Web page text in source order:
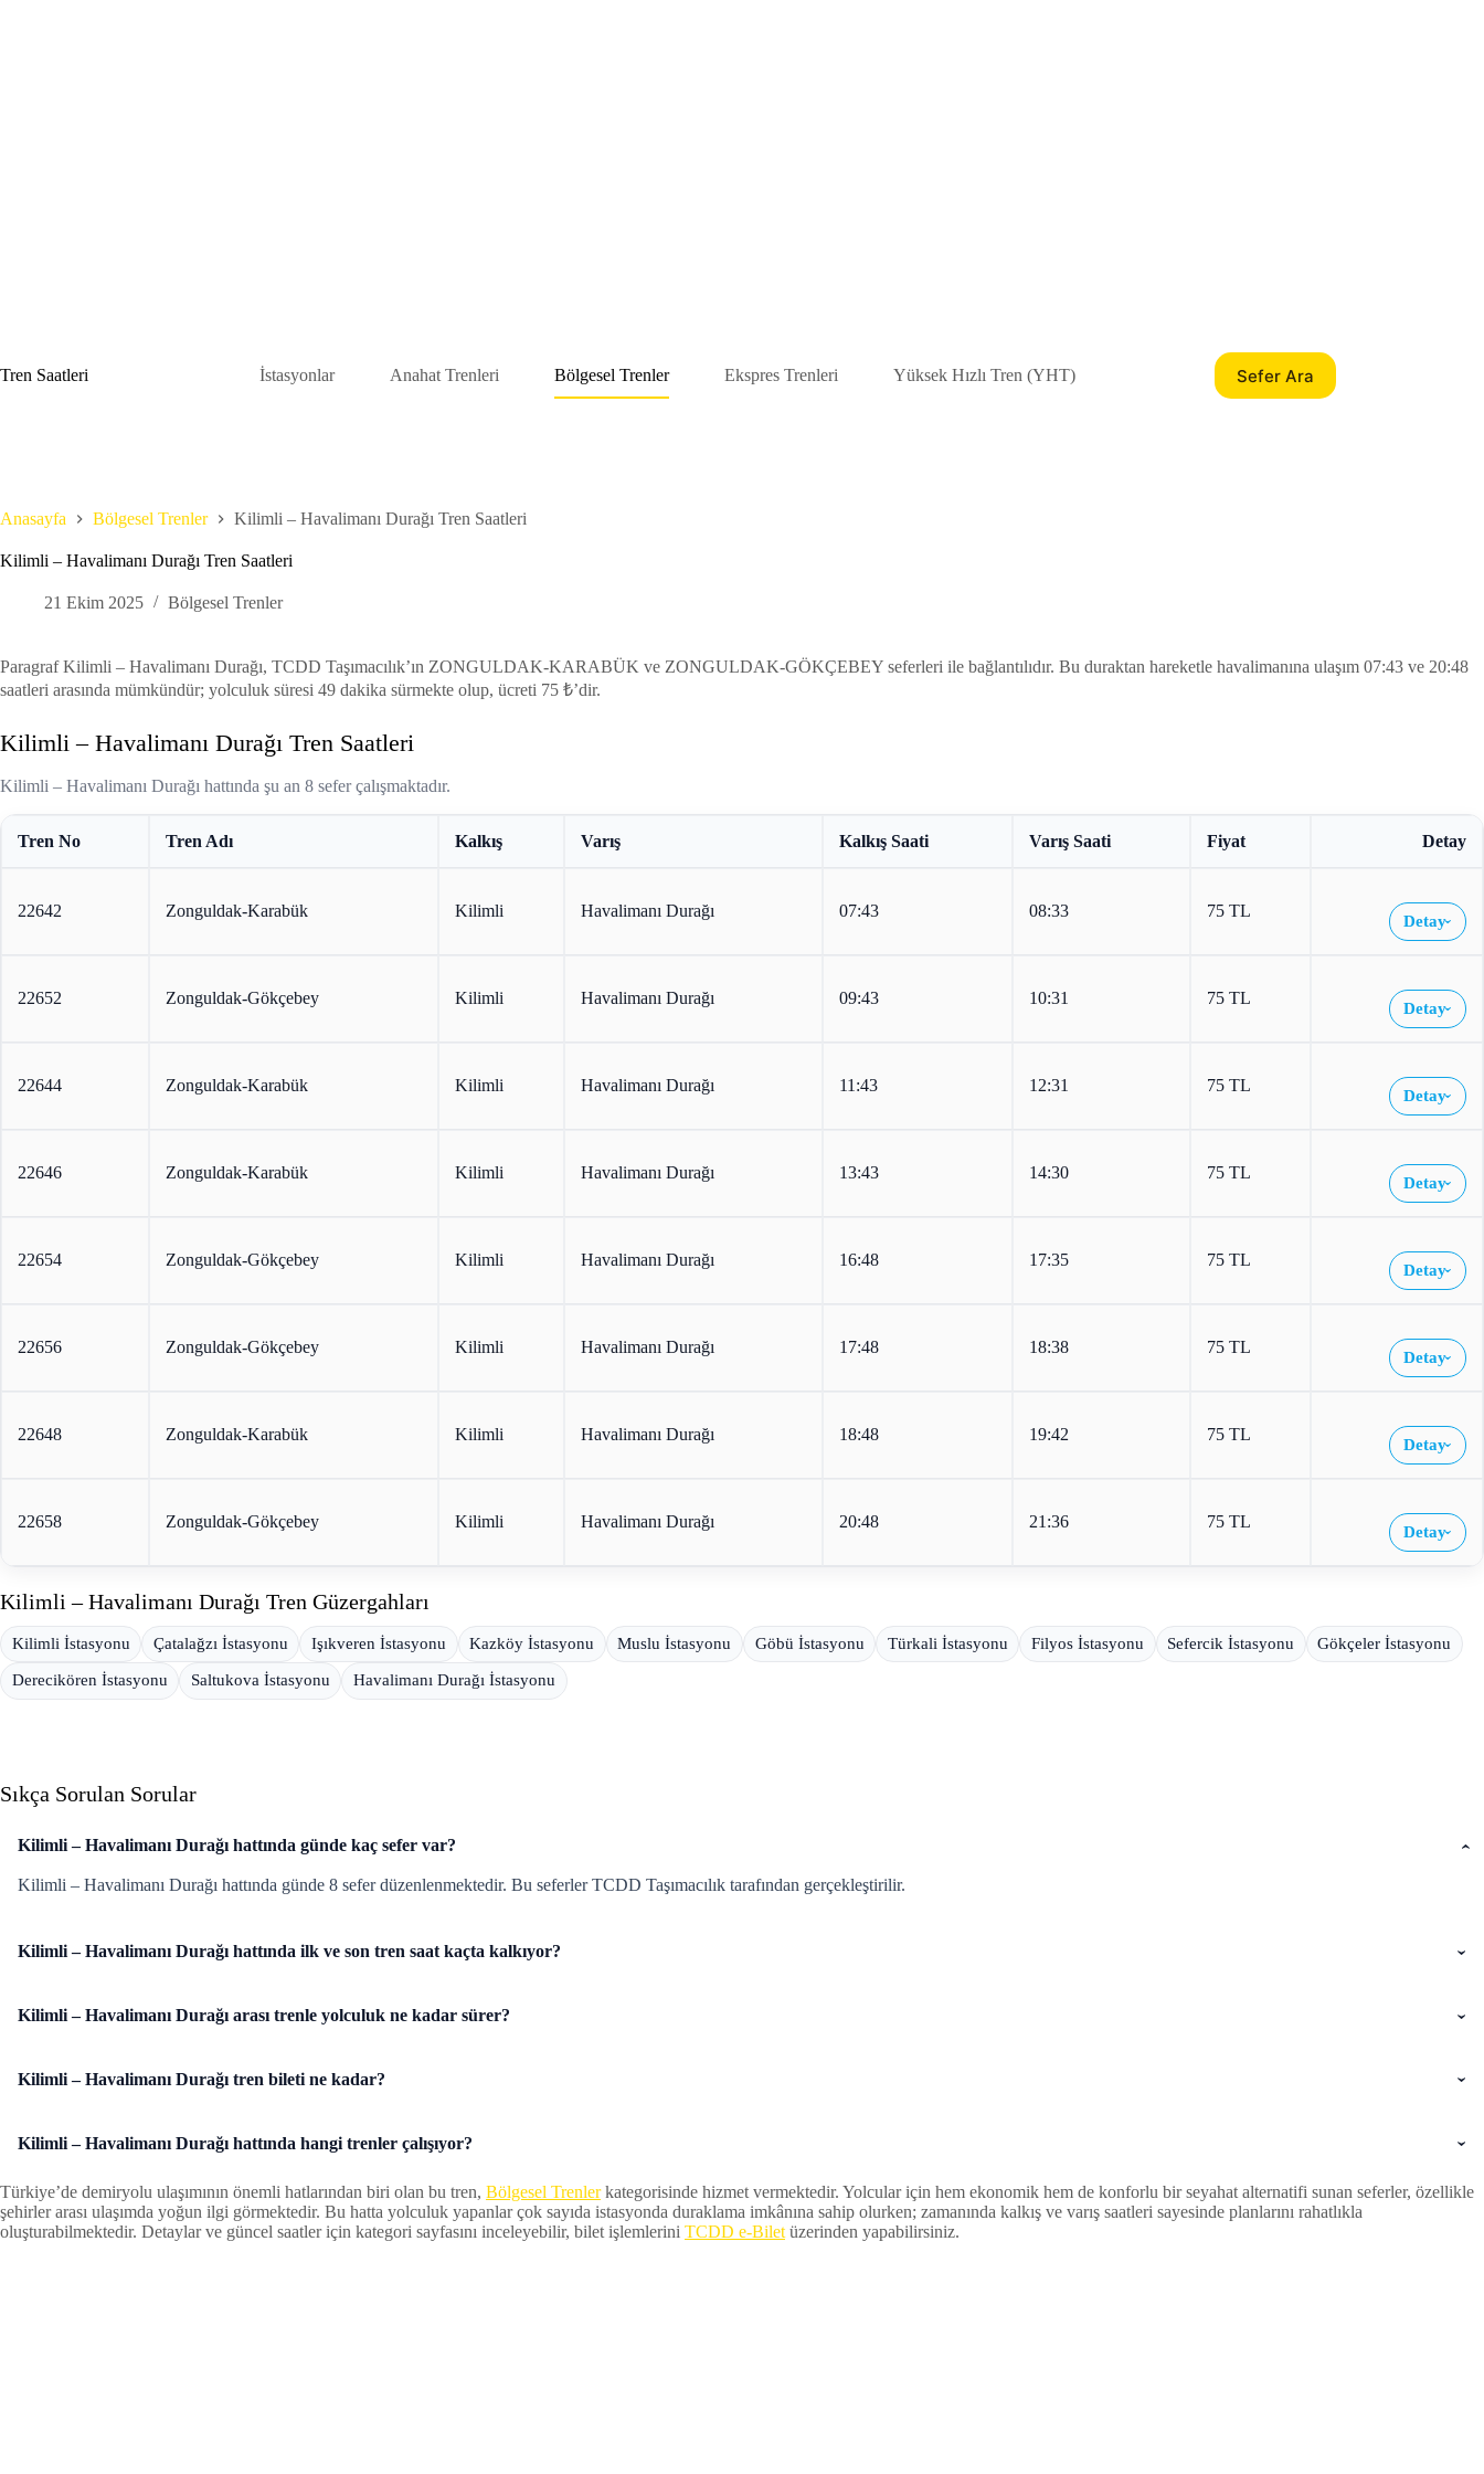
Tren Saatleri
İstasyonlar Anahat Trenleri Bölgesel Trenler Ekspres Trenleri Yüksek Hızlı Tren (YHT) Sefer Ara
Anasayfa Bölgesel Trenler Kilimli – Havalimanı Durağı Tren Saatleri
Kilimli – Havalimanı Durağı Tren Saatleri
21 Ekim 2025 Bölgesel Trenler
Paragraf Kilimli – Havalimanı Durağı, TCDD Taşımacılık’ın ZONGULDAK-KARABÜK ve ZONGULDAK-GÖKÇEBEY seferleri ile bağlantılıdır. Bu duraktan hareketle havalimanına ulaşım 07:43 ve 20:48
saatleri arasında mümkündür; yolculuk süresi 49 dakika sürmekte olup, ücreti 75 ₺’dir.
Kilimli – Havalimanı Durağı Tren Saatleri
Kilimli – Havalimanı Durağı hattında şu an 8 sefer çalışmaktadır.
Tren No Tren Adı Kalkış Varış Kalkış Saati Varış Saati Fiyat Detay
22642 Zonguldak-Karabük Kilimli Havalimanı Durağı 07:43 08:33 75 TL
Detay›
22652 Zonguldak-Gökçebey Kilimli Havalimanı Durağı 09:43 10:31 75 TL
Detay›
22644 Zonguldak-Karabük Kilimli Havalimanı Durağı 11:43 12:31 75 TL
Detay›
22646 Zonguldak-Karabük Kilimli Havalimanı Durağı 13:43 14:30 75 TL
Detay›
22654 Zonguldak-Gökçebey Kilimli Havalimanı Durağı 16:48 17:35 75 TL
Detay›
22656 Zonguldak-Gökçebey Kilimli Havalimanı Durağı 17:48 18:38 75 TL
Detay›
22648 Zonguldak-Karabük Kilimli Havalimanı Durağı 18:48 19:42 75 TL
Detay›
22658 Zonguldak-Gökçebey Kilimli Havalimanı Durağı 20:48 21:36 75 TL
Detay›
Kilimli – Havalimanı Durağı Tren Güzergahları
Kilimli İstasyonu Çatalağzı İstasyonu Işıkveren İstasyonu Kazköy İstasyonu Muslu İstasyonu Göbü İstasyonu Türkali İstasyonu Filyos İstasyonu Sefercik İstasyonu Gökçeler İstasyonu
Derecikören İstasyonu Saltukova İstasyonu Havalimanı Durağı İstasyonu
Sıkça Sorulan Sorular
Kilimli – Havalimanı Durağı hattında günde kaç sefer var?
Kilimli – Havalimanı Durağı hattında günde 8 sefer düzenlenmektedir. Bu seferler TCDD Taşımacılık tarafından gerçekleştirilir.
Kilimli – Havalimanı Durağı hattında ilk ve son tren saat kaçta kalkıyor?
Kilimli – Havalimanı Durağı arası trenle yolculuk ne kadar sürer?
Kilimli – Havalimanı Durağı tren bileti ne kadar?
Kilimli – Havalimanı Durağı hattında hangi trenler çalışıyor?
Türkiye’de demiryolu ulaşımının önemli hatlarından biri olan bu tren, Bölgesel Trenlerkategorisinde hizmet vermektedir. Yolcular için hem ekonomik hem de konforlu bir seyahat alternatifi sunan seferler, özellikle
şehirler arası ulaşımda yoğun ilgi görmektedir. Bu hatta yolculuk yapanlar çok sayıda istasyonda duraklama imkânına sahip olurken; zamanında kalkış ve varış saatleri sayesinde planlarını rahatlıkla
oluşturabilmektedir. Detaylar ve güncel saatler için kategori sayfasını inceleyebilir, bilet işlemlerini TCDD e-Bilet üzerinden yapabilirsiniz.